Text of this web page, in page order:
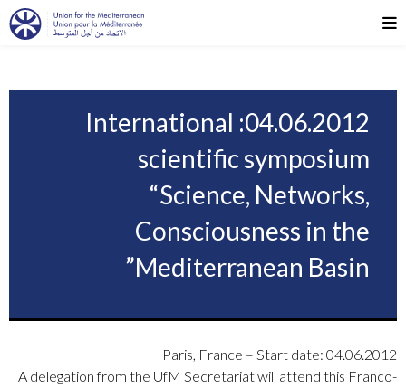
04.06.2012: International
scientific symposium
“Science, Networks,
Consciousness in the
Mediterranean Basin”
Paris, France – Start date: 04.06.2012
A delegation from the UfM Secretariat will attend this Franco-